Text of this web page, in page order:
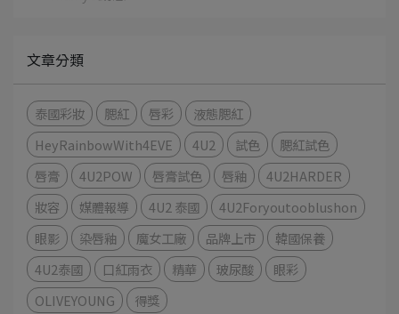
文章分類
泰國彩妝 腮紅 唇彩
液態腮紅
HeyRainbowWith4EVE
4U2 試色
腮紅試色
唇膏
4U2POW 唇膏試色 唇釉
4U2HARDER
妝容
媒體報導 4U2 泰國
4U2Foryoutooblushon
眼影
染唇釉 魔女工廠 品牌上市
韓國保養
4U2泰國
口紅雨衣 精華 玻尿酸
眼彩
OLIVEYOUNG
得獎